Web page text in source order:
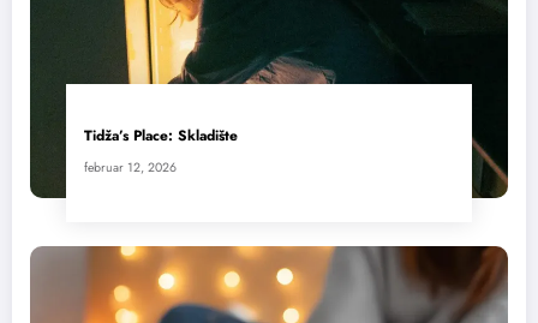
Tidža’s Place: Skladište
februar 12, 2026